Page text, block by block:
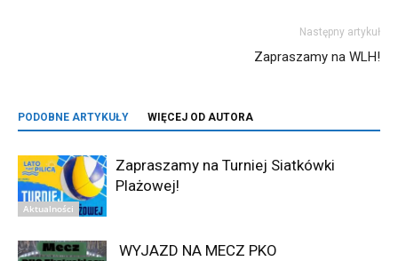
Następny artykuł
Zapraszamy na WLH!
PODOBNE ARTYKUŁY WIĘCEJ OD AUTORA
Aktualności
Zapraszamy na Turniej Siatkówki
Plażowej!
WYJAZD NA MECZ PKO